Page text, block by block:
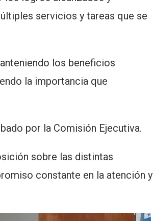
servicios y tareas que se
los beneficios
la importancia que
por la Comisión Ejecutiva.
sobre las distintas
constante en la atención y